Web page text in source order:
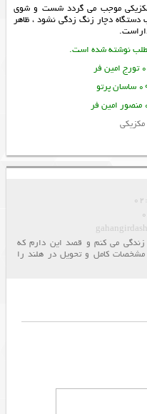
مكزيكي موجب می گردد شست و شوی
دچار زنگ زدگی نشود ، ظاهر
می کنم و قصد این دارم که
مشخصات کامل و تحویل در هلند را